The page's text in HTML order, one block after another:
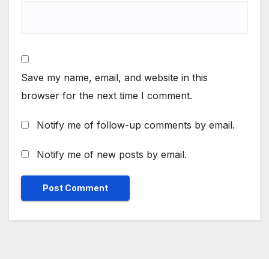
Save my name, email, and website in this
browser for the next time I comment.
Notify me of follow-up comments by email.
Notify me of new posts by email.